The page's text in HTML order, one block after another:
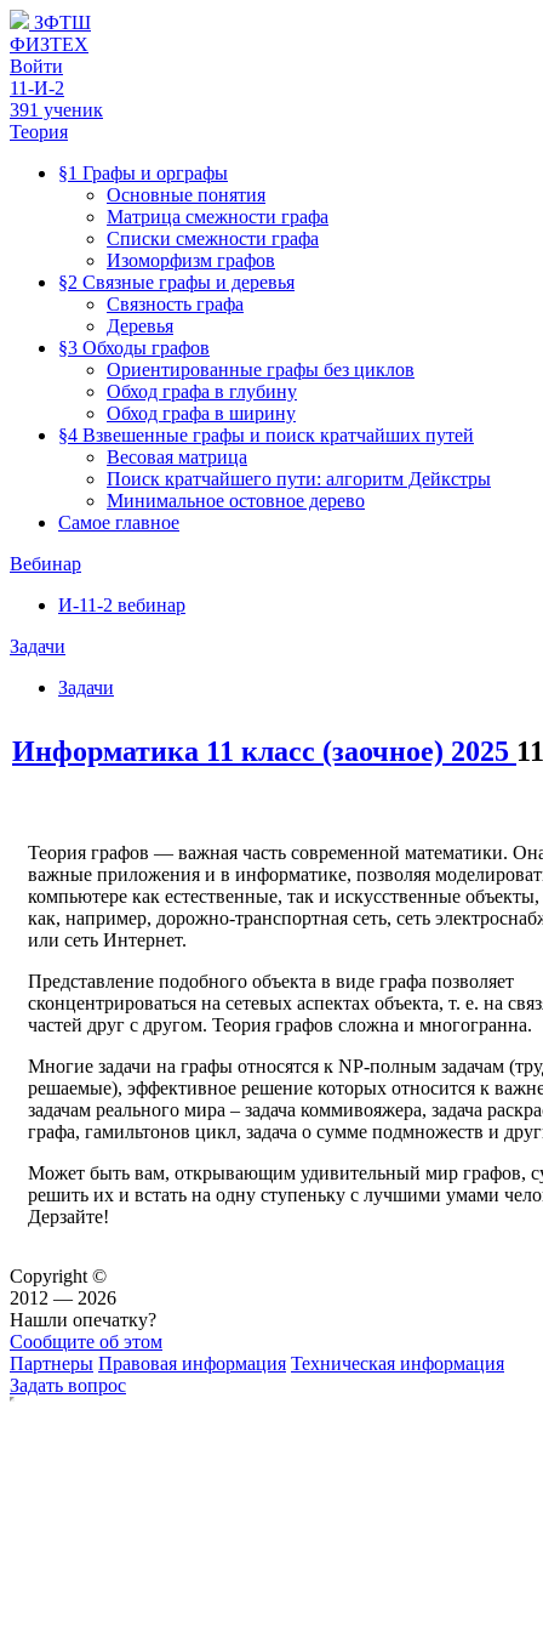
ЗФТШ
ФИЗТЕХ
Войти
11-И-2
391 ученик
Теория
§1 Графы и орграфы
Основные понятия
Матрица смежности графа
Списки смежности графа
Изоморфизм графов
§2 Связные графы и деревья
Связность графа
Деревья
§3 Обходы графов
Ориентированные графы без циклов
Обход графа в глубину
Обход графа в ширину
§4 Взвешенные графы и поиск кратчайших путей
Весовая матрица
Поиск кратчайшего пути: алгоритм Дейкстры
Минимальное остовное дерево
Самое главное
Вебинар
И-11-2 вебинар
Задачи
Задачи
Информатика 11 класс (заочное) 2025
Теория графов — важная часть современной математики.
важные приложения и в информатике, позволяя
компьютере как естественные, так и искусственные объекты,
как, например, дорожно-транспортная сеть, сеть
или сеть Интернет.
Представление подобного объекта в виде графа позволяет
сконцентрироваться на сетевых аспектах объекта, т. е. на
частей друг с другом. Теория графов сложна и многогранна.
Многие задачи на графы относятся к NP-полным задачам
решаемые), эффективное решение которых относится к
задачам реального мира – задача коммивояжера, задача
графа, гамильтонов цикл, задача о сумме подмножеств и
Может быть вам, открывающим удивительный мир графов,
решить их и встать на одну ступеньку с лучшими умами
Дерзайте!
Copyright ©
2012 — 2026
Нашли опечатку?
Сообщите об этом
Партнеры Правовая информация Техническая информация
Задать вопрос